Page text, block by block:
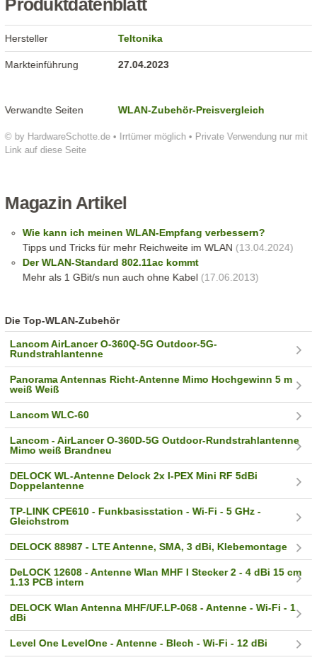
Produktdatenblatt
© by HardwareSchotte.de • Irrtümer möglich • Private Verwendung nur mit
Link auf diese Seite
Hersteller Teltonika
Markteinführung 27.04.2023
Verwandte Seiten WLAN-Zubehör-Preisvergleich
Magazin Artikel
Wie kann ich meinen WLAN-Empfang verbessern?
Tipps und Tricks für mehr Reichweite im WLAN (13.04.2024)
Der WLAN-Standard 802.11ac kommt
Mehr als 1 GBit/s nun auch ohne Kabel(17.06.2013)
Die Top-WLAN-Zubehör
Lancom AirLancer O-360Q-5G Outdoor-5G-
Rundstrahlantenne
Panorama Antennas Richt-Antenne Mimo Hochgewinn 5 m
weiß Weiß
Lancom WLC-60
Lancom - AirLancer O-360D-5G Outdoor-Rundstrahlantenne
Mimo weiß Brandneu
DELOCK WL-Antenne Delock 2x I-PEX Mini RF 5dBi
Doppelantenne
TP-LINK CPE610 - Funkbasisstation - Wi-Fi - 5 GHz -
Gleichstrom
DELOCK 88987 - LTE Antenne, SMA, 3 dBi, Klebemontage
DeLOCK 12608 - Antenne Wlan MHF I Stecker 2 - 4 dBi 15 cm
1.13 PCB intern
DELOCK Wlan Antenna MHF/UF.LP-068 - Antenne - Wi-Fi - 1
dBi
Level One LevelOne - Antenne - Blech - Wi-Fi - 12 dBi